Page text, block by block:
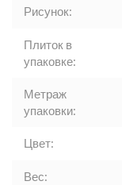
Рисунок:
Плиток в
упаковке:
Метраж
упаковки:
Цвет:
Вес: